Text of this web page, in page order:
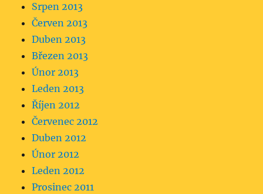
Srpen 2013
Červen 2013
Duben 2013
Březen 2013
Únor 2013
Leden 2013
Říjen 2012
Červenec 2012
Duben 2012
Únor 2012
Leden 2012
Prosinec 2011